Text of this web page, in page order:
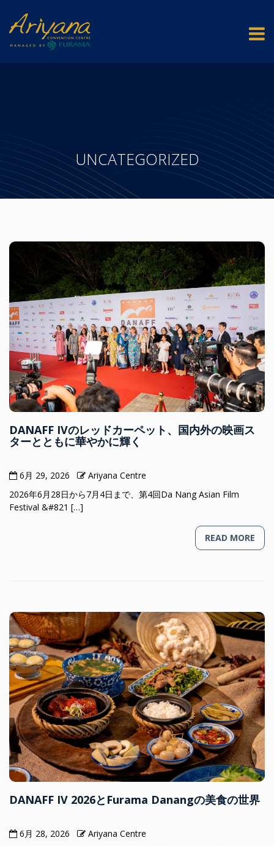
UNCATEGORIZED
DANAFF IVのレッドカーペット、国内外の映画ス
ターとともに華やかに輝く
6月 29, 2026
Ariyana Centre
2026年6月28日から7月4日まで、第4回Da Nang Asian Film
Festival &#821 […]
READ MORE
DANAFF IV 2026とFurama Danangの美食の世界
6月 28, 2026
Ariyana Centre